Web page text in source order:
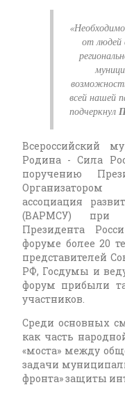
от людей
всей нашей
подчеркнул
Всероссийский
Родина - Сила
поручению
Организатором
ассоциация
(ВАРМСУ) при
Президента
форуме более 20
представителей
РФ, Госдумы и
форум прибыли
участников.
Среди основных
как часть
«моста» между
задачи
фронта» защиты